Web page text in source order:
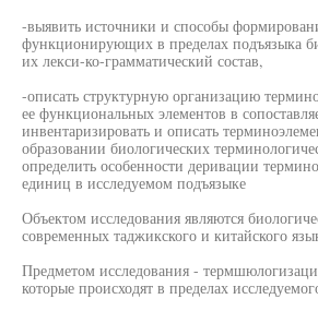
-выявить источники и способы
функционирующих в пределах подъязыка
их лекси-ко-грамматический состав,
-описать структурную организацию
ее функциональных элементов в
инвентаризировать и описать
образовании биологических
определить особенности деривации
единиц в исследуемом подъязыке
Объектом исследования являются
современных таджикского и китайского
Предметом исследования -
которые происходят в пределах